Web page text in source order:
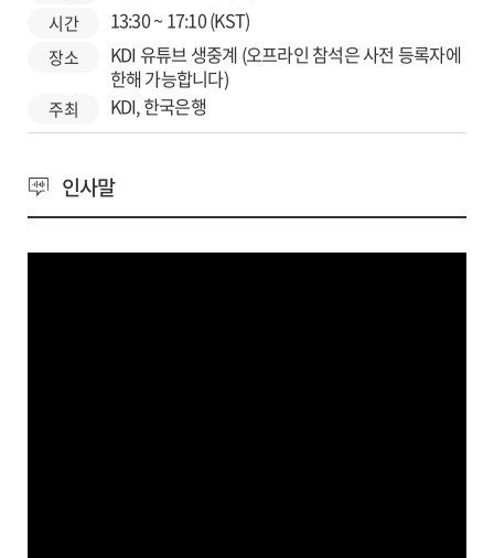
시간 13:30 ~ 17:10 (KST)
장소
KDI 유튜브 생중계 (오프라인 참석은 사전 등록자에
한해 가능합니다)
주최 KDI, 한국은행
인사말